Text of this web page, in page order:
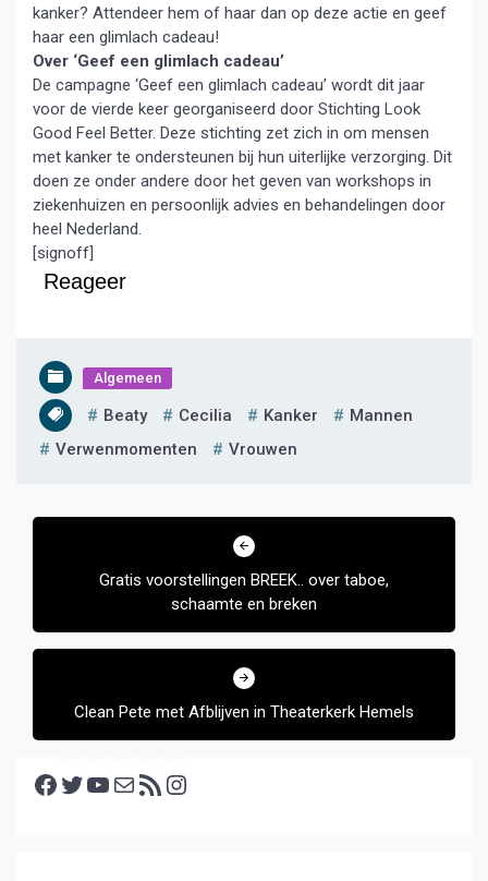
kanker? Attendeer hem of haar dan op deze actie en geef
haar een glimlach cadeau!
Over ‘Geef een glimlach cadeau’
De campagne ‘Geef een glimlach cadeau’ wordt dit jaar
voor de vierde keer georganiseerd door Stichting Look
Good Feel Better. Deze stichting zet zich in om mensen
met kanker te ondersteunen bij hun uiterlijke verzorging. Dit
doen ze onder andere door het geven van workshops in
ziekenhuizen en persoonlijk advies en behandelingen door
heel Nederland.
[signoff]
Reageer
Algemeen
Beaty Cecilia Kanker
Mannen
Verwenmomenten
Vrouwen
Bericht
Gratis voorstellingen BREEK.. over taboe,
schaamte en breken
Clean Pete met Afblijven in Theaterkerk Hemels
Facebook Twitter YouTube E-mail RSS feed